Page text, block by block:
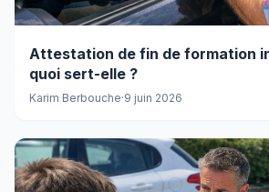
Attestation de fin de formation
quoi sert-elle ?
Karim Berbouche·9 juin 2026